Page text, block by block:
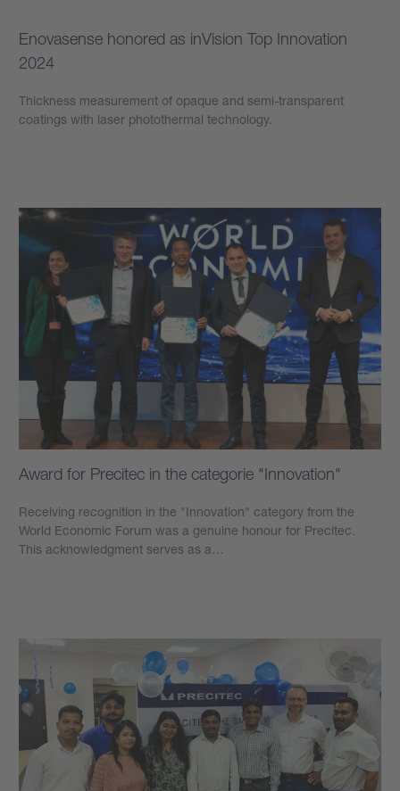
Enovasense honored as inVision Top Innovation
2024
Thickness measurement of opaque and semi-transparent
coatings with laser photothermal technology.
Award for Precitec in the categorie "Innovation"
Receiving recognition in the "Innovation" category from the
World Economic Forum was a genuine honour for Precitec.
This acknowledgment serves as a…